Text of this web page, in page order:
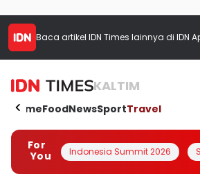
Baca artikel IDN Times lainnya di IDN
KALTIM
HomeFoodNewsSportTravel
For
You
Indonesia Summit 2026